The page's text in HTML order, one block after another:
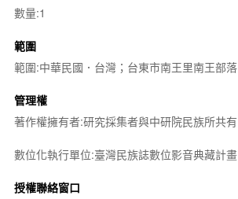
數量:1
範圍
範圍:中華民國．台灣；台東市南王里南王部落
管理權
著作權擁有者:研究採集者與中研院民族所共有
數位化執行單位:臺灣民族誌數位影音典藏計畫
授權聯絡窗口